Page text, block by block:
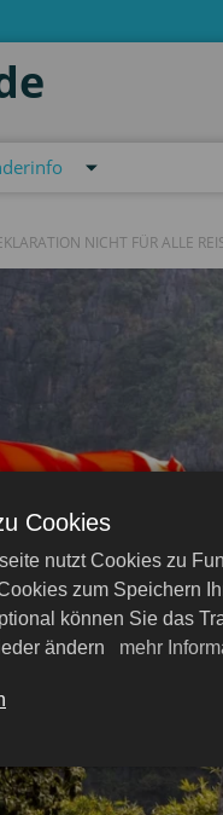
NICHT FÜR ALLE
Cookies
nutzt Cookies zu
zum Speichern
können Sie das
ändern
mehr